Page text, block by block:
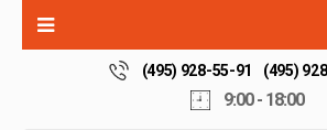
(495) 928-55-91 (495)
9:00 - 18:00